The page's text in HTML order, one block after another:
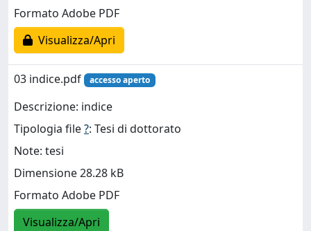
Formato Adobe PDF
Visualizza/Apri
03 indice.pdf accesso aperto
Descrizione: indice
Tipologia file?: Tesi di dottorato
Note: tesi
Dimensione 28.28 kB
Formato Adobe PDF
Visualizza/Apri